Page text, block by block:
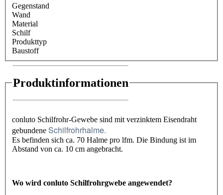
Gegenstand
Wand
Material
Schilf
Produkttyp
Baustoff
Produktinformationen
conluto Schilfrohr-Gewebe sind mit verzinktem Eisendraht
gebundene Schilfrohrhalme.
Es befinden sich ca. 70 Halme pro lfm. Die Bindung ist im
Abstand von ca. 10 cm angebracht.
Wo wird conluto Schilfrohrgwebe angewendet?